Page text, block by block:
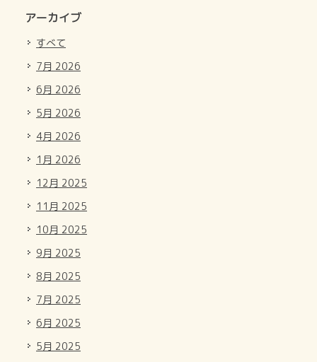
アーカイブ
すべて
7月 2026
6月 2026
5月 2026
4月 2026
1月 2026
12月 2025
11月 2025
10月 2025
9月 2025
8月 2025
7月 2025
6月 2025
5月 2025